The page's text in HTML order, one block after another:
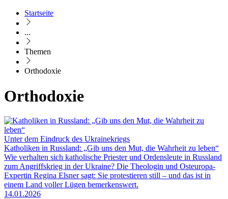
Startseite
...
Themen
Orthodoxie
Orthodoxie
Unter dem Eindruck des Ukrainekriegs
Katholiken in Russland: „Gib uns den Mut, die Wahrheit zu leben“
Wie verhalten sich katholische Priester und Ordensleute in Russland
zum Angriffskrieg in der Ukraine? Die Theologin und Osteuropa-
Expertin Regina Elsner sagt: Sie protestieren still – und das ist in
einem Land voller Lügen bemerkenswert.
14.01.2026